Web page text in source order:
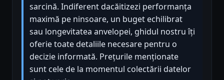
sarcină. Indiferent dacăitizezi performanța
maximă pe ninsoare, un buget echilibrat
sau longevitatea anvelopei, ghidul nostru îți
oferie toate detaliile necesare pentru o
decizie informată. Prețurile menționate
sunt cele de la momentul colectării datelor